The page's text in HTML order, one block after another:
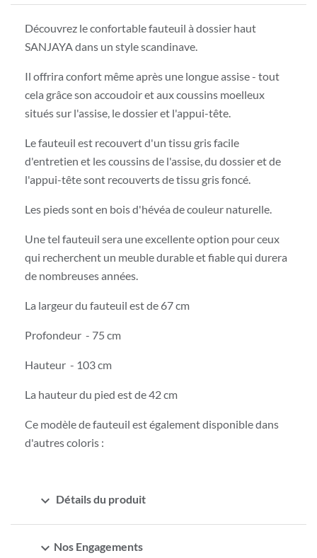
Découvrez le confortable fauteuil à dossier haut
SANJAYA dans un style scandinave.
Il offrira confort même après une longue assise - tout
cela grâce son accoudoir et aux coussins moelleux
situés sur l'assise, le dossier et l'appui-tête.
Le fauteuil est recouvert d'un tissu gris facile
d'entretien et les coussins de l'assise, du dossier et de
l'appui-tête sont recouverts de tissu gris foncé.
Les pieds sont en bois d'hévéa de couleur naturelle.
Une tel fauteuil sera une excellente option pour ceux
qui recherchent un meuble durable et fiable qui durera
de nombreuses années.
La largeur du fauteuil est de 67 cm
Profondeur - 75 cm
Hauteur - 103 cm
La hauteur du pied est de 42 cm
Ce modèle de fauteuil est également disponible dans
d'autres coloris :
expand_more Détails du produit
expand_more Nos Engagements